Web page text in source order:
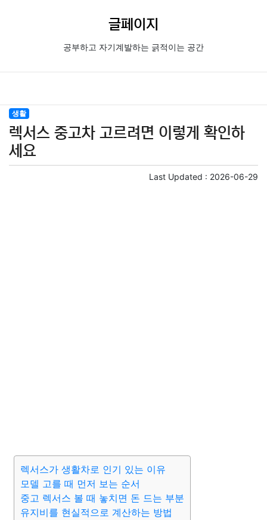
글페이지
공부하고 자기계발하는 긁적이는 공간
생활
렉서스 중고차 고르려면 이렇게 확인하
세요
Last Updated : 2026-06-29
렉서스가 생활차로 인기 있는 이유
모델 고를 때 먼저 보는 순서
중고 렉서스 볼 때 놓치면 돈 드는 부분
유지비를 현실적으로 계산하는 방법